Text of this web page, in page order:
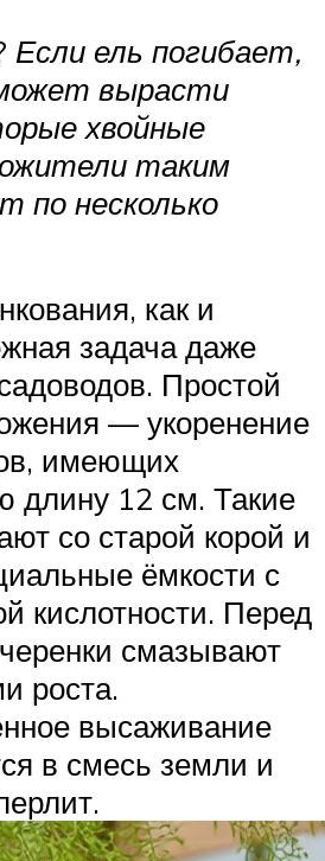
Если ель погибает,
вырасти
хвойные
таким
по несколько
как и
задача даже
Простой
— укоренение
имеющих
длину 12 см. Такие
со старой корой и
ёмкости с
кислотности. Перед
смазывают
роста.
высаживание
в смесь земли и